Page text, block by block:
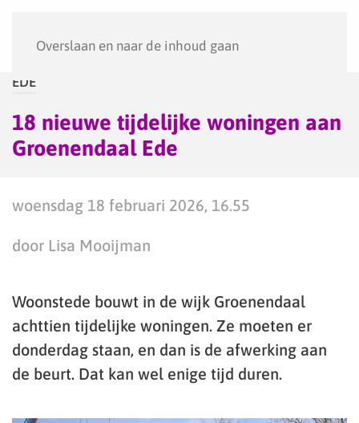
Overslaan en naar de inhoud gaan
EDE
18 nieuwe tijdelijke woningen aan
Groenendaal Ede
woensdag 18 februari 2026, 16.55
door Lisa Mooijman
Woonstede bouwt in de wijk Groenendaal
achttien tijdelijke woningen. Ze moeten er
donderdag staan, en dan is de afwerking aan
de beurt. Dat kan wel enige tijd duren.